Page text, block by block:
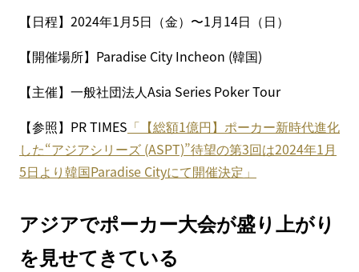
【日程】2024年1月5日（金）〜1月14日（日）
【開催場所】Paradise City Incheon (韓国)
【主催】一般社団法人Asia Series Poker Tour
【参照】PR TIMES 「【総額1億円】ポーカー新時代進化
した“アジアシリーズ (ASPT)”待望の第3回は2024年1月
5日より韓国Paradise Cityにて開催決定」
アジアでポーカー大会が盛り上がり
を見せてきている